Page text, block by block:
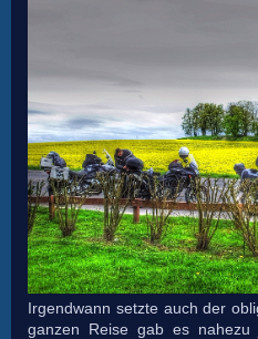
Irgendwann setzte auch der
ganzen Reise gab es nahezu